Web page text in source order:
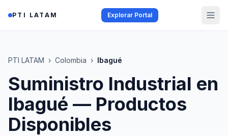
PTI LATAM Explorar Portal
PTI LATAM › Colombia › Ibagué
Suministro Industrial en
Ibagué — Productos
Disponibles